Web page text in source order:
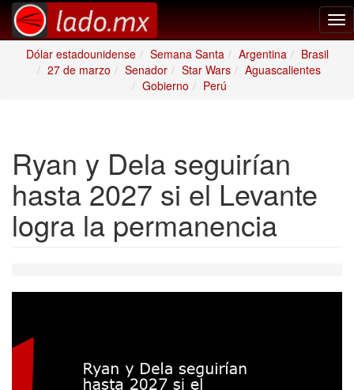
Dólar estadounidense
Semana Santa Argentina
Brasil
27 de marzo
Senador Star Wars
Aguascalientes
Gobierno
Perú
Ryan y Dela seguirían
hasta 2027 si el Levante
logra la permanencia